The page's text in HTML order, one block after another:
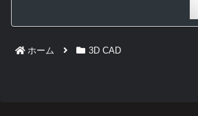
ホーム 3D CAD